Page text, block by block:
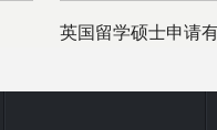
英国留学硕士申请